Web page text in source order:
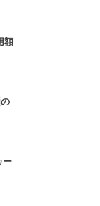
額
ー